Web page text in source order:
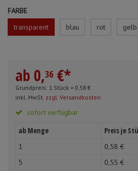
Anmelden
FARBE
transparent
blau rot gelb
ab 0,36 €*
Grundpreis: 1 Stück = 0,58 €
inkl. MwSt. zzgl. Versandkosten
sofort verfügbar
ab Menge Preis je
1 0,58 €
5
0,55 €